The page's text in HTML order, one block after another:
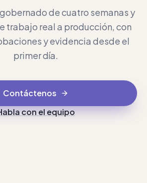
de cuatro semanas y
trabajo real a producción, con
y evidencia desde el
primer día.
Contáctenos
con el equipo